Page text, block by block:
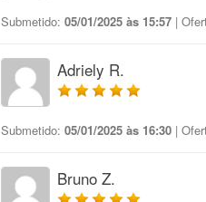
Submetido: 05/01/2025 às 15:57 |
Adriely R.
Submetido: 05/01/2025 às 16:30 |
Bruno Z.